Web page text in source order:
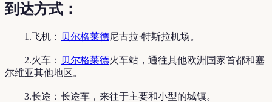
到达方式：
1.飞机： 贝尔格莱德尼古拉·特斯拉机场。
2.火车： 贝尔格莱德火车站，通往其他欧洲国家首都和塞
尔维亚其他地区。
3.长途：长途车，来往于主要和小型的城镇。